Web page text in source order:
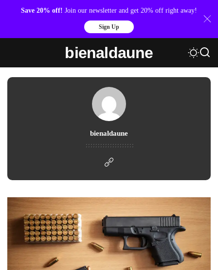
Save 20% off! Join our newsletter and get 20% off right away!
Sign Up
bienaldaune
bienaldaune